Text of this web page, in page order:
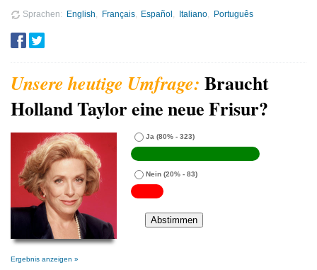
Sprachen English Français Español Italiano Português
Braucht
Holland Taylor eine neue Frisur?
Ja (80% - 323)
Nein (20% - 83)
Ergebnis anzeigen »